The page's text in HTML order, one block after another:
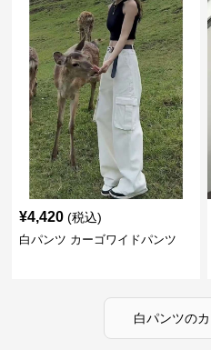
¥4,420 (税込)
白パンツ カーゴワイドパンツ
白パンツの